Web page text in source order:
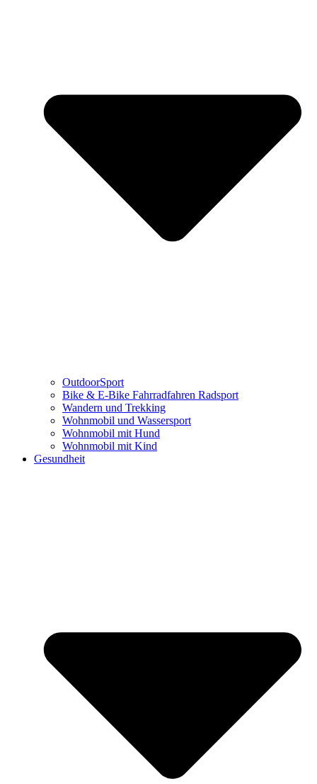
OutdoorSport
Bike & E-Bike Fahrradfahren Radsport
Wandern und Trekking
Wohnmobil und Wassersport
Wohnmobil mit Hund
Wohnmobil mit Kind
Gesundheit